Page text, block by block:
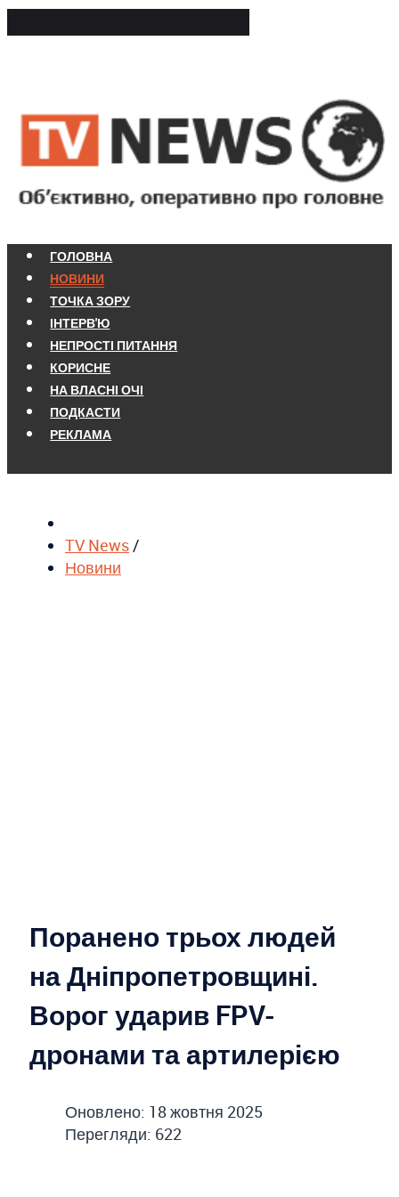
ГОЛОВНА
НОВИНИ
ТОЧКА ЗОРУ
ІНТЕРВ'Ю
НЕПРОСТІ ПИТАННЯ
КОРИСНЕ
НА ВЛАСНІ ОЧІ
ПОДКАСТИ
РЕКЛАМА
TV News/
Новини
Поранено трьох людей
на Дніпропетровщині.
Ворог ударив FPV-
дронами та артилерією
Оновлено: 18 жовтня 2025
Перегляди: 622